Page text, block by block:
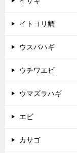
イトヨリ鯛
ウスバハギ
ウチワエビ
ウマズラハギ
エビ
カサゴ